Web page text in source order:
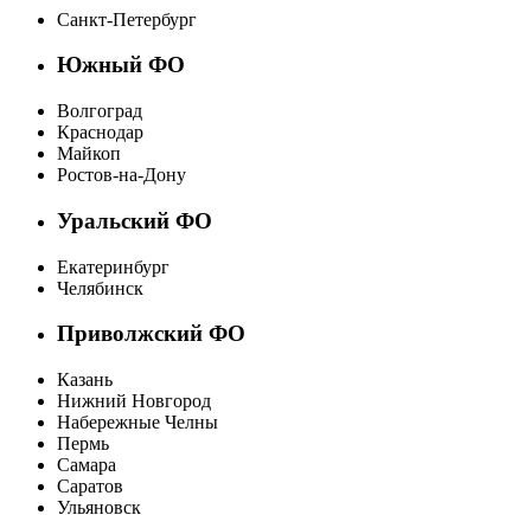
Санкт-Петербург
Южный ФО
Волгоград
Краснодар
Майкоп
Ростов-на-Дону
Уральский ФО
Екатеринбург
Челябинск
Приволжский ФО
Казань
Нижний Новгород
Набережные Челны
Пермь
Самара
Саратов
Ульяновск